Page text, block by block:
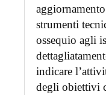
strumenti
ossequio agli
indicare
degli obiettivi